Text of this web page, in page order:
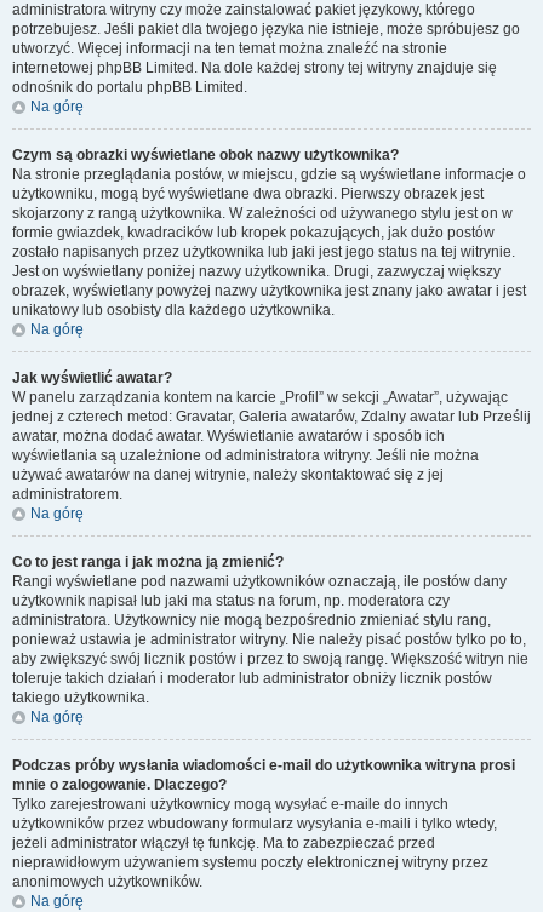
administratora witryny czy może zainstalować pakiet językowy, którego
potrzebujesz. Jeśli pakiet dla twojego języka nie istnieje, może spróbujesz go
utworzyć. Więcej informacji na ten temat można znaleźć na stronie
internetowej phpBB Limited. Na dole każdej strony tej witryny znajduje się
odnośnik do portalu phpBB Limited.
Na górę
Czym są obrazki wyświetlane obok nazwy użytkownika?
Na stronie przeglądania postów, w miejscu, gdzie są wyświetlane informacje o
użytkowniku, mogą być wyświetlane dwa obrazki. Pierwszy obrazek jest
skojarzony z rangą użytkownika. W zależności od używanego stylu jest on w
formie gwiazdek, kwadracików lub kropek pokazujących, jak dużo postów
zostało napisanych przez użytkownika lub jaki jest jego status na tej witrynie.
Jest on wyświetlany poniżej nazwy użytkownika. Drugi, zazwyczaj większy
obrazek, wyświetlany powyżej nazwy użytkownika jest znany jako awatar i jest
unikatowy lub osobisty dla każdego użytkownika.
Na górę
Jak wyświetlić awatar?
W panelu zarządzania kontem na karcie „Profil” w sekcji „Awatar”, używając
jednej z czterech metod: Gravatar, Galeria awatarów, Zdalny awatar lub Prześlij
awatar, można dodać awatar. Wyświetlanie awatarów i sposób ich
wyświetlania są uzależnione od administratora witryny. Jeśli nie można
używać awatarów na danej witrynie, należy skontaktować się z jej
administratorem.
Na górę
Co to jest ranga i jak można ją zmienić?
Rangi wyświetlane pod nazwami użytkowników oznaczają, ile postów dany
użytkownik napisał lub jaki ma status na forum, np. moderatora czy
administratora. Użytkownicy nie mogą bezpośrednio zmieniać stylu rang,
ponieważ ustawia je administrator witryny. Nie należy pisać postów tylko po to,
aby zwiększyć swój licznik postów i przez to swoją rangę. Większość witryn nie
toleruje takich działań i moderator lub administrator obniży licznik postów
takiego użytkownika.
Na górę
Podczas próby wysłania wiadomości e-mail do użytkownika witryna prosi
mnie o zalogowanie. Dlaczego?
Tylko zarejestrowani użytkownicy mogą wysyłać e-maile do innych
użytkowników przez wbudowany formularz wysyłania e-maili i tylko wtedy,
jeżeli administrator włączył tę funkcję. Ma to zabezpieczać przed
nieprawidłowym używaniem systemu poczty elektronicznej witryny przez
anonimowych użytkowników.
Na górę